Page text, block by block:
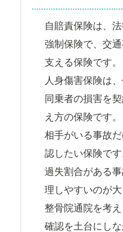
自賠責保険は、
強制保険で、交
支える保険です。
人身傷害保険は
同乗者の損害を
え方の保険です。
相手がいる事故
認したい保険です
過失割合がある
理しやすいのが大
整骨院通院を考
確認を土台にし